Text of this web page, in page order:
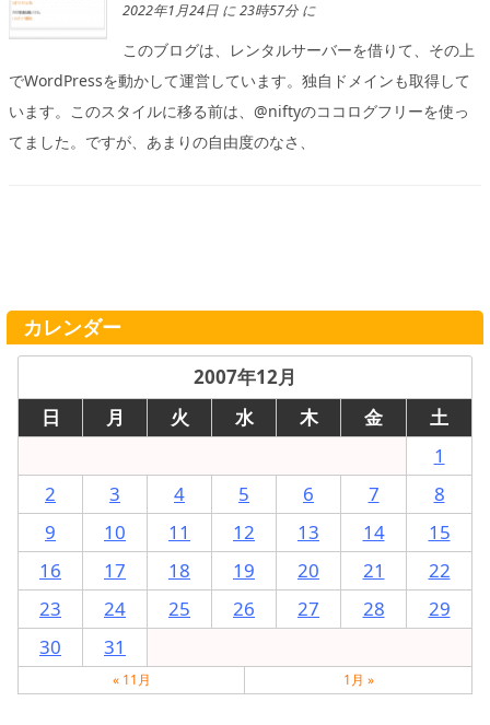
2022年1月24日 に 23時57分 に
このブログは、レンタルサーバーを借りて、その上
でWordPressを動かして運営しています。独自ドメインも取得して
います。このスタイルに移る前は、@niftyのココログフリーを使っ
てました。ですが、あまりの自由度のなさ、
カレンダー
2007年12月
日
月 火 水 木 金
土
1
2
3 4 5 6 7
8
9
10 11 12 13 14
15
16
17 18 19 20 21
22
23
24 25 26 27 28
29
30
31
« 11月 1月 »